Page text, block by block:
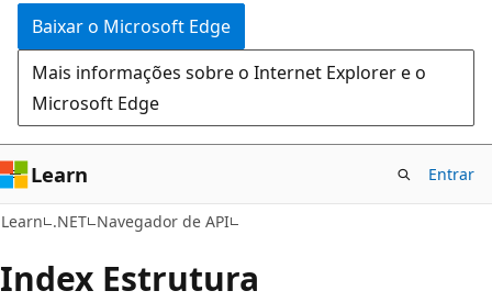
página
Baixar o Microsoft Edge
Mais informações sobre o Internet Explorer e o
Microsoft Edge
Learn Entrar
Learn .NET Navegador de API
Index Estrutura